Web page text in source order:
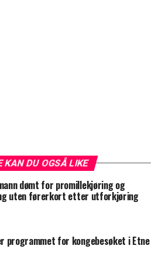
KAN DU OGSÅ LIKE
dømt for promillekjøring og
uten førerkort etter utforkjøring
programmet for kongebesøket i Etne